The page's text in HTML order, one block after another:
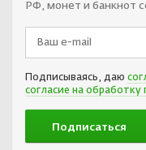
РФ, монет и банкнот
Подписываясь, даю
согласие на обработку